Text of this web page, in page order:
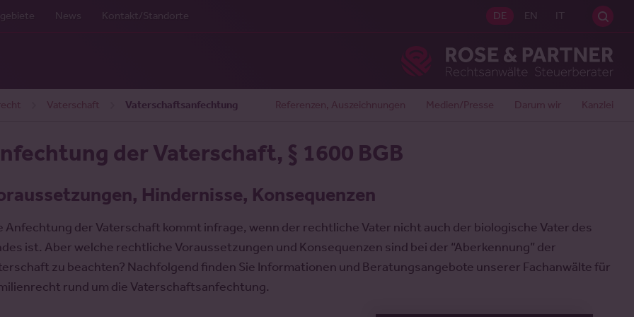
News Kontakt/Standorte DE EN IT
Vaterschaft Vaterschaftsanfechtung Referenzen, Auszeichnungen Medien/Presse Darum wir Kanzlei
der Vaterschaft, § 1600 BGB
Hindernisse, Konsequenzen
Anfechtung der Vaterschaft kommt infrage, wenn der rechtliche Vater nicht auch der biologische Vater des
ist. Aber welche rechtliche Voraussetzungen und Konsequenzen sind bei der “Aberkennung” der
zu beachten? Nachfolgend finden Sie Informationen und Beratungsangebote unserer Fachanwälte für
rund um die Vaterschaftsanfechtung.